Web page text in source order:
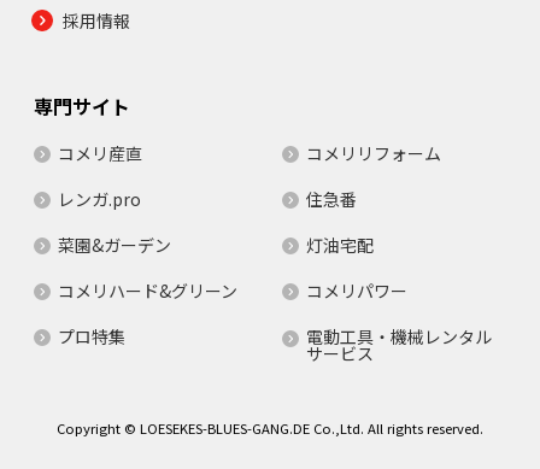
採用情報
専門サイト
コメリ産直
コメリリフォーム
レンガ.pro
住急番
菜園&ガーデン
灯油宅配
コメリハード&グリーン
コメリパワー
プロ特集
電動工具・機械レンタル
サービス
Copyright © LOESEKES-BLUES-GANG.DE Co.,Ltd. All rights reserved.